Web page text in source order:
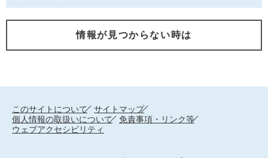
情報が見つからない時は
このサイトについて
サイトマップ
個人情報の取扱いについて
免責事項・リンク等
ウェブアクセシビリティ